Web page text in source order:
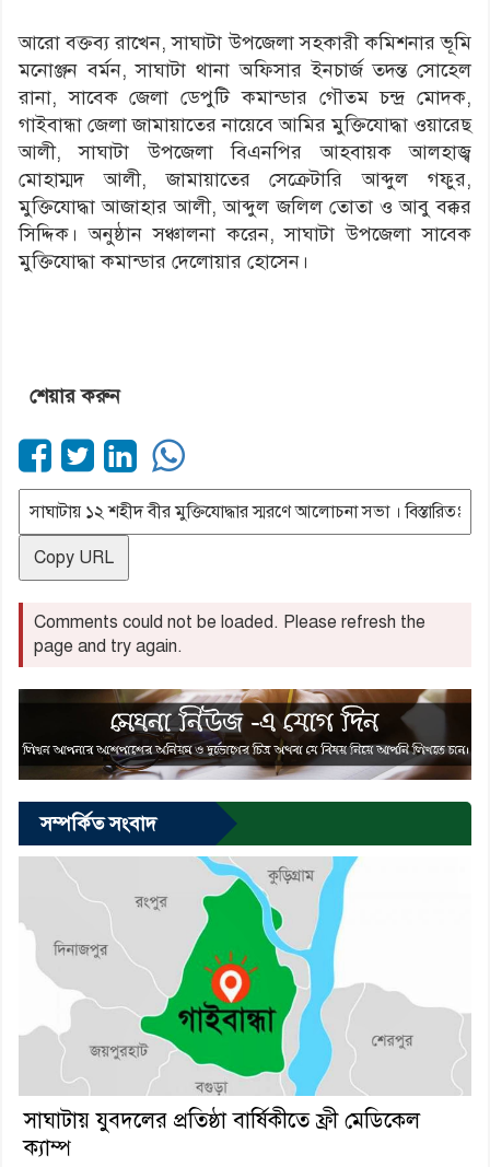
আরো বক্তব্য রাখেন, সাঘাটা উপজেলা সহকারী কমিশনার ভূমি
মনোঞ্জন বর্মন, সাঘাটা থানা অফিসার ইনচার্জ তদন্ত সোহেল
রানা, সাবেক জেলা ডেপুটি কমান্ডার গৌতম চন্দ্র মোদক,
গাইবান্ধা জেলা জামায়াতের নায়েবে আমির মুক্তিযোদ্ধা ওয়ারেছ
আলী, সাঘাটা উপজেলা বিএনপির আহবায়ক আলহাজ্ব
মোহাম্মদ আলী, জামায়াতের সেক্রেটারি আব্দুল গফুর,
মুক্তিযোদ্ধা আজাহার আলী, আব্দুল জলিল তোতা ও আবু বক্কর
সিদ্দিক। অনুষ্ঠান সঞ্চালনা করেন, সাঘাটা উপজেলা সাবেক
মুক্তিযোদ্ধা কমান্ডার দেলোয়ার হোসেন।
শেয়ার করুন
Copy URL
Comments could not be loaded. Please refresh the
page and try again.
সম্পর্কিত সংবাদ
সাঘাটায় যুবদলের প্রতিষ্ঠা বার্ষিকীতে ফ্রী মেডিকেল
ক‍্যাম্প